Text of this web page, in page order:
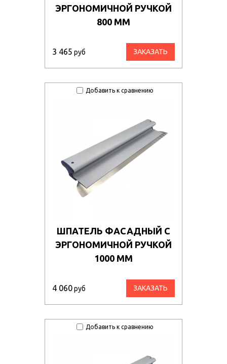
ЭРГОНОМИЧНОЙ РУЧКОЙ
800 ММ
3 465 руб ЗАКАЗАТЬ
Добавить к сравнению
ШПАТЕЛЬ ФАСАДНЫЙ С
ЭРГОНОМИЧНОЙ РУЧКОЙ
1000 ММ
4 060руб ЗАКАЗАТЬ
Добавить к сравнению